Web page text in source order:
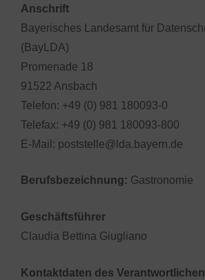
Anschrift
Bayerisches Landesamt für
(BayLDA)
Promenade 18
91522 Ansbach
Telefon: +49 (0) 981 180093-0
Telefax: +49 (0) 981 180093-800
E-Mail: poststelle@lda.bayern.de
Berufsbezeichnung: Gastronomie
Geschäftsführer
Claudia Bettina Giugliano
Kontaktdaten des